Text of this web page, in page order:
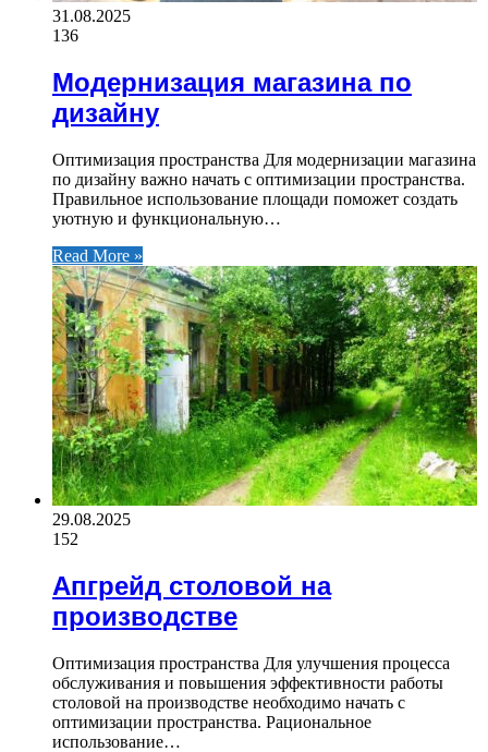
31.08.2025
136
Модернизация магазина по
дизайну
Оптимизация пространства Для модернизации магазина
по дизайну важно начать с оптимизации пространства.
Правильное использование площади поможет создать
уютную и функциональную…
Read More »
29.08.2025
152
Апгрейд столовой на
производстве
Оптимизация пространства Для улучшения процесса
обслуживания и повышения эффективности работы
столовой на производстве необходимо начать с
оптимизации пространства. Рациональное
использование…